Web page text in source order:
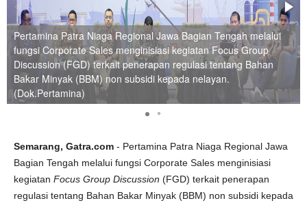
Pertamina Patra Niaga Regional Jawa Bagian Tengah melalui
fungsi Corporate Sales menginisiasi kegiatan Focus Group
Discussion (FGD) terkait penerapan regulasi tentang Bahan
Bakar Minyak (BBM) non subsidi kepada nelayan.
(Dok.Pertamina)
Semarang, Gatra.com - Pertamina Patra Niaga Regional Jawa
Bagian Tengah melalui fungsi Corporate Sales menginisiasi
kegiatan Focus Group Discussion (FGD) terkait penerapan
regulasi tentang Bahan Bakar Minyak (BBM) non subsidi kepada